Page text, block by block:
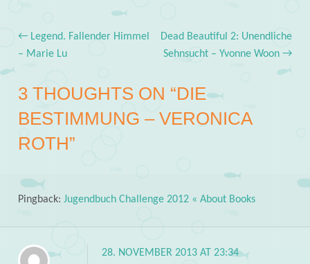
Post navigation
←Legend. Fallender Himmel
– Marie Lu
Dead Beautiful 2: Unendliche
Sehnsucht – Yvonne Woon→
3 THOUGHTS ON “DIE
BESTIMMUNG – VERONICA
ROTH”
Pingback: Jugendbuch Challenge 2012 « About Books
28. NOVEMBER 2013 AT 23:34